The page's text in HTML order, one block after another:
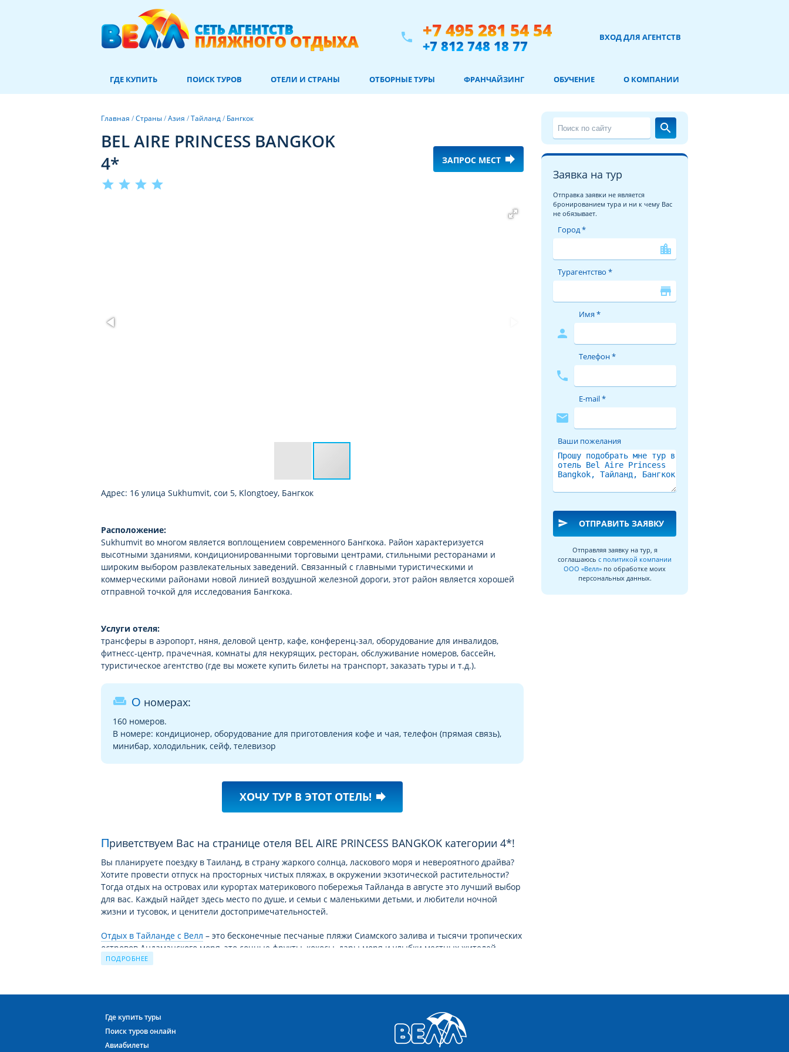
phone +7 495 281 54 54
+7 812 748 18 77 ВХОД ДЛЯ АГЕНТСТВ
ГДЕ КУПИТЬ ПОИСК ТУРОВ ОТЕЛИ И СТРАНЫ ОТБОРНЫЕ ТУРЫ ФРАНЧАЙЗИНГ ОБУЧЕНИЕ О КОМПАНИИ
Главная /Страны/Азия /Тайланд/ Бангкок
BEL AIRE PRINCESS BANGKOK
4*
star star star star
ЗАПРОС МЕСТ forward
Адрес: 16 улица Sukhumvit, сои 5, Klongtoey, Бангкок
Расположение:
Sukhumvit во многом является воплощением современного Бангкока. Район характеризуется
высотными зданиями, кондиционированными торговыми центрами, стильными ресторанами и
широким выбором развлекательных заведений. Связанный с главными туристическими и
коммерческими районами новой линией воздушной железной дороги, этот район является хорошей
отправной точкой для исследования Бангкока.
Услуги отеля:
трансферы в аэропорт, няня, деловой центр, кафе, конференц-зал, оборудование для инвалидов,
фитнесс-центр, прачечная, комнаты для некурящих, ресторан, обслуживание номеров, бассейн,
туристическое агентство (где вы можете купить билеты на транспорт, заказать туры и т.д.).
weekend О номерах:
160 номеров.
В номере: кондиционер, оборудование для приготовления кофе и чая, телефон (прямая связь),
минибар, холодильник, сейф, телевизор
ХОЧУ ТУР В ЭТОТ ОТЕЛЬ! forward
Приветствуем Вас на странице отеля BEL AIRE PRINCESS BANGKOK категории 4*!
Вы планируете поездку в Таиланд, в страну жаркого солнца, ласкового моря и невероятного драйва?
Хотите провести отпуск на просторных чистых пляжах, в окружении экзотической растительности?
Тогда отдых на островах или курортах материкового побережья Тайланда в августe это лучший выбор
для вас. Каждый найдет здесь место по душе, и семьи с маленькими детьми, и любители ночной
жизни и тусовок, и ценители достопримечательностей.
Отдых в Тайланде c Велл – это бесконечные песчаные пляжи Сиамского залива и тысячи тропических
островов Андаманского моря, это сочные фрукты, кокосы, дары моря и улыбки местных жителей.
Только здесь отдых комфортен на протяжении всего года, ведь туристический сезон плавно
Загадочный Тайланд ждёт Вас!
Мы хотели бы рассказать вам об отеле
и постараться передать его
облик и атмосферу, царящую в нем, через подробные и красочные
фотографии отеля BEL AIRE
PRINCESS BANGKOK 4*
в высоком качестве, чтобы помочь вам сделать правильный выбор в поиске
ПОДРОБНЕЕ
search
Заявка на тур
Отправка заявки не является
бронированием тура и ни к чему Вас
не обязывает.
Город *
location_city
Турагентство *
store
person
Имя *
phone
Телефон *
mail
E-mail *
Ваши пожелания
send ОТПРАВИТЬ ЗАЯВКУ
Отправляя заявку на тур, я
соглашаюсь с политикой компании
ООО «Велл» по обработке моих
персональных данных.
Где купить туры
Поиск туров онлайн
Авиабилеты